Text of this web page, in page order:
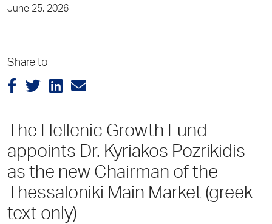
June 25, 2026
Share to
The Hellenic Growth Fund
appoints Dr. Kyriakos Pozrikidis
as the new Chairman of the
Thessaloniki Main Market (greek
text only)